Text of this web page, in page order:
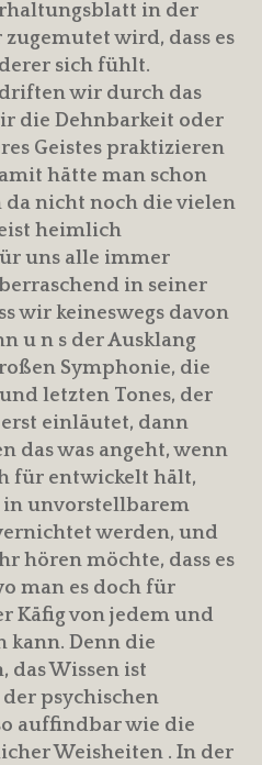
in der
zugemutet wird, dass es
sich fühlt.
wir durch das
die Dehnbarkeit oder
Geistes praktizieren
hätte man schon
da nicht noch die vielen
heimlich
uns alle immer
in seiner
wir keineswegs davon
u n s der Ausklang
Symphonie, die
letzten Tones, der
einläutet, dann
das was angeht, wenn
für entwickelt hält,
in unvorstellbarem
werden, und
hören möchte, dass es
man es doch für
Käfig von jedem und
kann. Denn die
Wissen ist
psychischen
auffindbar wie die
Weisheiten . In der